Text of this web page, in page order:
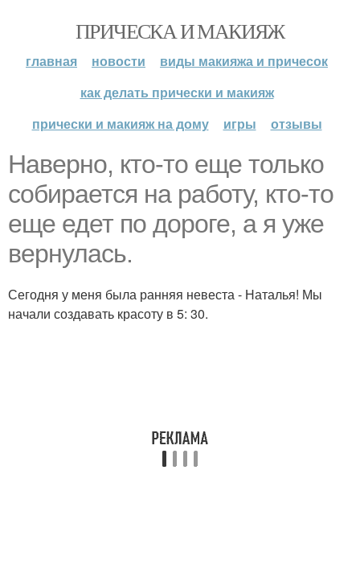
ПРИЧЕСКА И МАКИЯЖ
главная новости
виды макияжа и причесок
как делать прически и макияж
прически и макияж на дому
игры отзывы
Наверно, кто-то еще только
собирается на работу, кто-то
еще едет по дороге, а я уже
вернулась.
Сегодня у меня была ранняя невеста - Наталья! Мы
начали создавать красоту в 5: 30.